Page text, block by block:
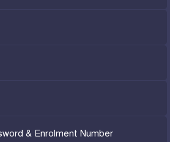
& Enrolment Number